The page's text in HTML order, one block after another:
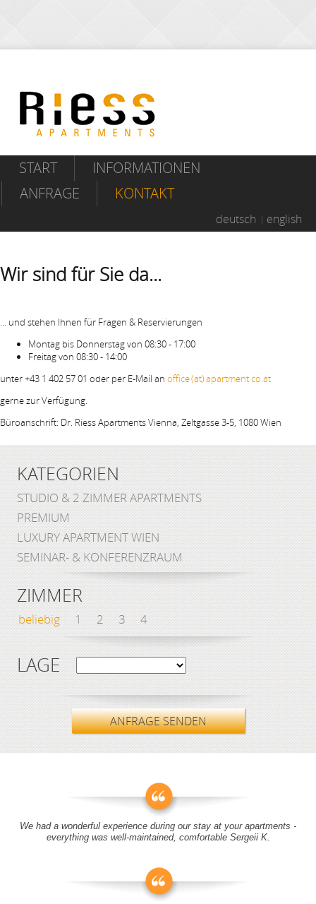
START
INFORMATIONEN
ANFRAGE
KONTAKT
deutsch english
Wir sind für Sie da...
... und stehen Ihnen für Fragen & Reservierungen
Montag bis Donnerstag von 08:30 - 17:00
Freitag von 08:30 - 14:00
unter +43 1 402 57 01 oder per E-Mail an office (at) apartment.co.at
gerne zur Verfügung.
Büroanschrift: Dr. Riess Apartments Vienna, Zeltgasse 3-5, 1080 Wien
KATEGORIEN
STUDIO & 2 ZIMMER APARTMENTS
PREMIUM
LUXURY APARTMENT WIEN
SEMINAR- & KONFERENZRAUM
ZIMMER
beliebig 1 2 3 4
LAGE
ANFRAGE SENDEN
We had a wonderful experience during our stay at your apartments -
everything was well-maintained, comfortable Sergeii K.